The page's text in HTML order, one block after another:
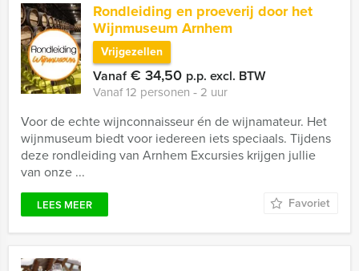
Rondleiding en proeverij door het
Wijnmuseum Arnhem
Vrijgezellen
Vanaf€ 34,50 p.p. excl. BTW
Vanaf 12 personen ‐ 2 uur
Voor de echte wijnconnaisseur én de wijnamateur. Het
wijnmuseum biedt voor iedereen iets speciaals. Tijdens
deze rondleiding van Arnhem Excursies krijgen jullie
van onze ...
LEES MEER Favoriet